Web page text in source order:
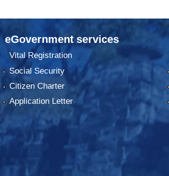
eGovernment services
Vital Registration
Social Security
Citizen Charter
Application Letter